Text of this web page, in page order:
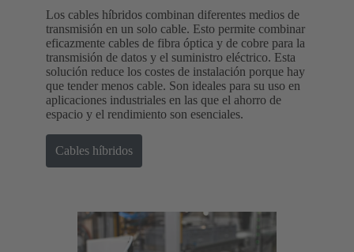
Los cables híbridos combinan diferentes medios de
transmisión en un solo cable. Esto permite combinar
eficazmente cables de fibra óptica y de cobre para la
transmisión de datos y el suministro eléctrico. Esta
solución reduce los costes de instalación porque hay
que tender menos cable. Son ideales para su uso en
aplicaciones industriales en las que el ahorro de
espacio y el rendimiento son esenciales.
Cables híbridos